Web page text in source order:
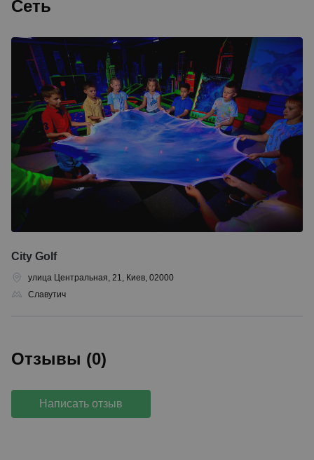
Сеть
City Golf
улица Центральная, 21, Киев, 02000
Славутич
Отзывы (0)
Написать отзыв